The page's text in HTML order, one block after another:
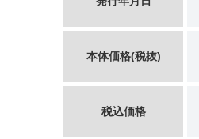
本体価格(税抜)
税込価格